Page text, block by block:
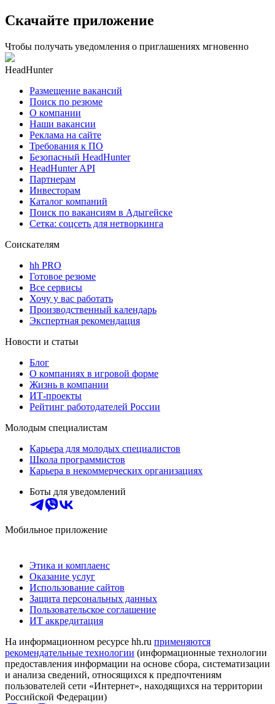
Скачайте приложение
Чтобы получать уведомления о приглашениях мгновенно
HeadHunter
Размещение вакансий
Поиск по резюме
О компании
Наши вакансии
Реклама на сайте
Требования к ПО
Безопасный HeadHunter
HeadHunter API
Партнерам
Инвесторам
Каталог компаний
Поиск по вакансиям в Адыгейске
Сетка: соцсеть для нетворкинга
Соискателям
hh PRO
Готовое резюме
Все сервисы
Хочу у вас работать
Производственный календарь
Экспертная рекомендация
Новости и статьи
Блог
О компаниях в игровой форме
Жизнь в компании
ИТ-проекты
Рейтинг работодателей России
Молодым специалистам
Карьера для молодых специалистов
Школа программистов
Карьера в некоммерческих организациях
Боты для уведомлений
Мобильное приложение
Этика и комплаенс
Оказание услуг
Использование сайтов
Защита персональных данных
Пользовательское соглашение
ИТ аккредитация
На информационном ресурсе hh.ru применяются
рекомендательные технологии (информационные технологии
предоставления информации на основе сбора, систематизации
и анализа сведений, относящихся к предпочтениям
пользователей сети «Интернет», находящихся на территории
Российской Федерации)